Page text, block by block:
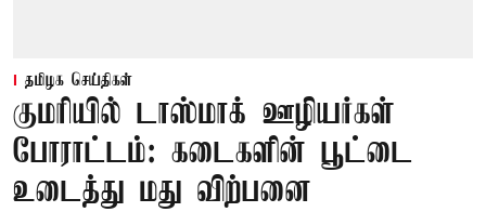
தமிழக செய்திகள்
குமரியில் டாஸ்மாக் ஊழியர்கள்
போராட்டம்: கடைகளின் பூட்டை
உடைத்து மது விற்பனை